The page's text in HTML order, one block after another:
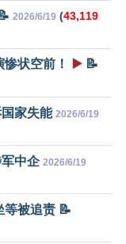
📝 2026/6/19 (43,119
状空前！ ▶️ 📝
家失能 2026/6/19
中企 2026/6/19
等被追责 📝